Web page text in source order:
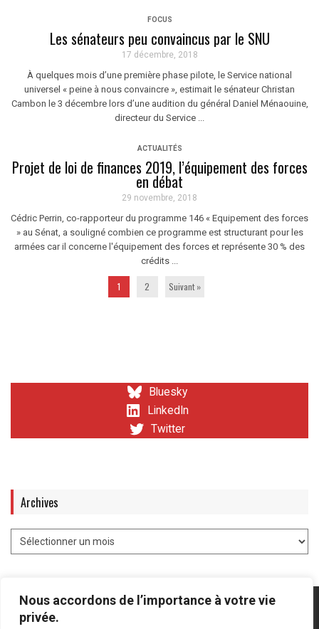
Nous accordons de l’importance à votre vie
privée.
FOCUS
Les sénateurs peu convaincus par le SNU
17 décembre, 2018
À quelques mois d’une première phase pilote, le Service national
universel « peine à nous convaincre », estimait le sénateur Christan
Cambon le 3 décembre lors d’une audition du général Daniel Ménaouine,
directeur du Service ...
ACTUALITÉS
Projet de loi de finances 2019, l’équipement des forces
en débat
29 novembre, 2018
Cédric Perrin, co-rapporteur du programme 146 « Equipement des forces
» au Sénat, a souligné combien ce programme est structurant pour les
armées car il concerne l'équipement des forces et représente 30 % des
crédits ...
1 2 Suivant »
Bluesky
LinkedIn
Twitter
Archives